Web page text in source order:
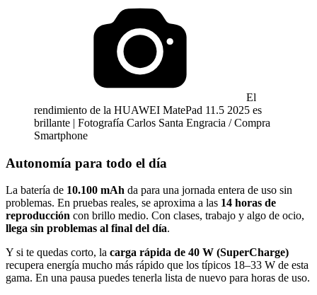
El
rendimiento de la HUAWEI MatePad 11.5 2025 es
brillante | Fotografía Carlos Santa Engracia / Compra
Smartphone
Autonomía para todo el día
La batería de 10.100 mAh da para una jornada entera de uso sin
problemas. En pruebas reales, se aproxima a las 14 horas de
reproducción con brillo medio. Con clases, trabajo y algo de ocio,
llega sin problemas al final del día.
Y si te quedas corto, la carga rápida de 40 W (SuperCharge)
recupera energía mucho más rápido que los típicos 18–33 W de esta
gama. En una pausa puedes tenerla lista de nuevo para horas de uso.